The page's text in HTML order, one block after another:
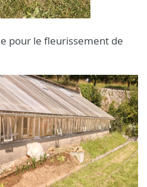
pour le fleurissement de